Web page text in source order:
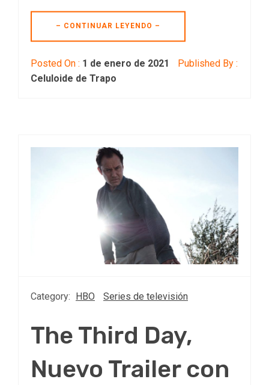
– CONTINUAR LEYENDO –
Posted On : 1 de enero de 2021
Published By :
Celuloide de Trapo
Category: HBO Series de televisión
The Third Day,
Nuevo Trailer con